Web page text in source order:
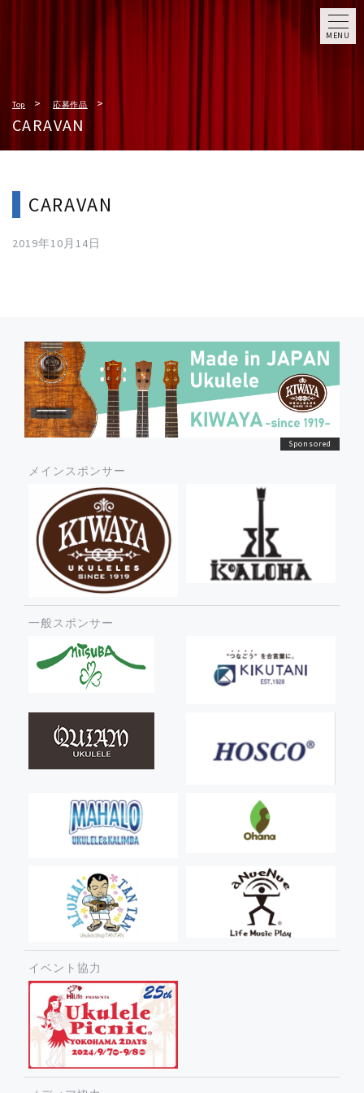
MENU
Top 応募作品
CARAVAN
CARAVAN
2019年10月14日
メインスポンサー
一般スポンサー
イベント協力